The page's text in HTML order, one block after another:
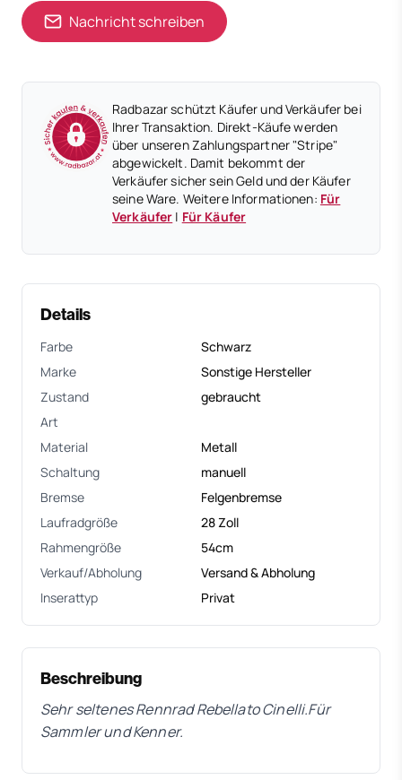
Nachricht schreiben
Radbazar schützt Käufer und Verkäufer bei
Ihrer Transaktion. Direkt-Käufe werden
über unseren Zahlungspartner "Stripe"
abgewickelt. Damit bekommt der
Verkäufer sicher sein Geld und der Käufer
seine Ware. Weitere Informationen: Für
Verkäufer | Für Käufer
Details
Farbe
Schwarz
Marke
Sonstige Hersteller
Zustand
gebraucht
Art
Material
Metall
Schaltung
manuell
Bremse
Felgenbremse
Laufradgröße
28 Zoll
Rahmengröße
54cm
Verkauf/Abholung
Versand & Abholung
Inserattyp
Privat
Beschreibung
Sehr seltenes Rennrad Rebellato Cinelli.Für
Sammler und Kenner.